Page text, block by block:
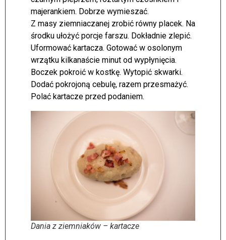
majerankiem. Dobrze wymieszać.
Z masy ziemniaczanej zrobić równy placek. Na
środku ułożyć porcje farszu. Dokładnie zlepić.
Uformować kartacza. Gotować w osolonym
wrzątku kilkanaście minut od wypłynięcia.
Boczek pokroić w kostkę. Wytopić skwarki.
Dodać pokrojoną cebulę, razem przesmażyć.
Polać kartacze przed podaniem.
Dania z ziemniaków – kartacze